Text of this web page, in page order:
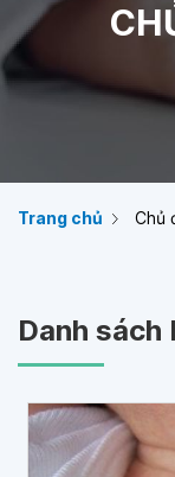
Trang chủ Chủ
Danh sách